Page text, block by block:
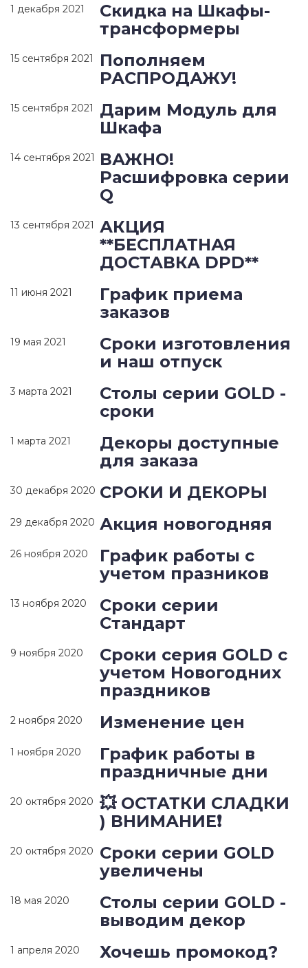
1 декабря 2021
Скидка на Шкафы-
трансформеры
15 сентября 2021
Пополняем
РАСПРОДАЖУ!
15 сентября 2021
Дарим Модуль для
Шкафа
14 сентября 2021
ВАЖНО!
Расшифровка серии
Q
13 сентября 2021 АКЦИЯ
**БЕСПЛАТНАЯ
ДОСТАВКА DPD**
11 июня 2021
График приема
заказов
19 мая 2021
Сроки изготовления
и наш отпуск
3 марта 2021
Столы серии GOLD -
сроки
1 марта 2021
Декоры доступные
для заказа
30 декабря 2020 СРОКИ И ДЕКОРЫ
29 декабря 2020 Акция новогодняя
26 ноября 2020
График работы с
учетом празников
13 ноября 2020
Сроки серии
Стандарт
9 ноября 2020
Сроки серия GOLD c
учетом Новогодних
праздников
2 ноября 2020 Изменение цен
1 ноября 2020
График работы в
праздничные дни
20 октября 2020 💥 ОСТАТКИ СЛАДКИ
) ВНИМАНИЕ❗
20 октября 2020
Сроки серии GOLD
увеличены
18 мая 2020
Столы серии GOLD -
выводим декор
1 апреля 2020 Хочешь промокод?